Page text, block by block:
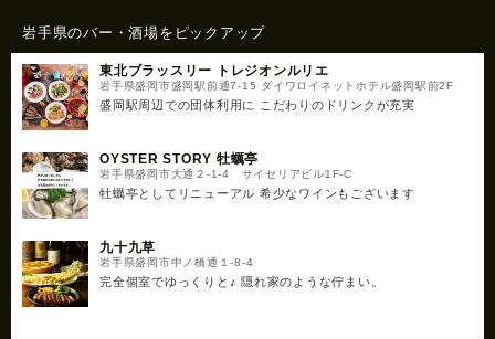
岩手県のバー・酒場をピックアップ
東北ブラッスリー トレジオンルリエ
岩手県盛岡市盛岡駅前通7-15 ダイワロイネットホテル盛岡駅前2F
盛岡駅周辺での団体利用に こだわりのドリンクが充実
OYSTER STORY 牡蠣亭
岩手県盛岡市大通２-1-4 サイセリアビル1F-C
牡蠣亭としてリニューアル 希少なワインもございます
九十九草
岩手県盛岡市中ノ橋通１-8-4
完全個室でゆっくりと♪ 隠れ家のような佇まい。